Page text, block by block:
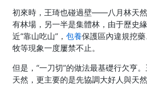
初來時，王琦也碰過壁——八月林天
有林場，另一半是集體林，由于歷史
近“靠山吃山”， 包養保護區內違規挖
牧等現象一度屢禁不止。
但是，“一刀切”的做法最基礎行欠亨
天然，更主要的是先協調大好人與天